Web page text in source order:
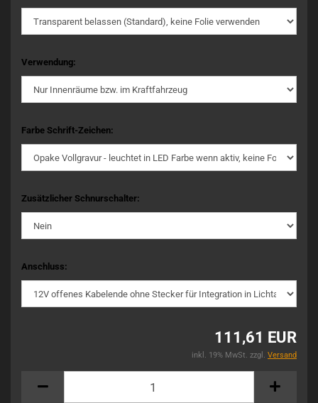
Verwendung:
Farbe Schrift-Zeichen:
Zusätzlicher Schnurschalter:
Anschluss:
111,61 EUR
inkl. 19% MwSt. zzgl. Versand